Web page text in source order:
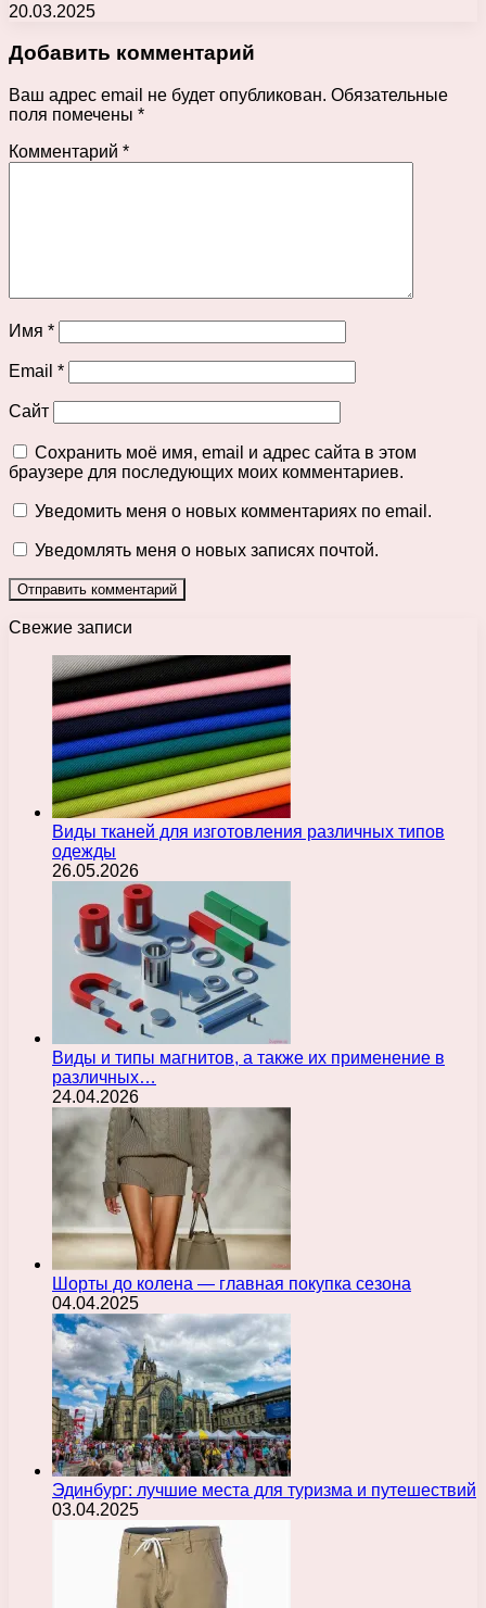
20.03.2025
Добавить комментарий
Ваш адрес email не будет опубликован. Обязательные
поля помечены *
Комментарий *
Имя *
Email *
Сайт
Сохранить моё имя, email и адрес сайта в этом
браузере для последующих моих комментариев.
Уведомить меня о новых комментариях по email.
Уведомлять меня о новых записях почтой.
Свежие записи
Виды тканей для изготовления различных типов
одежды
26.05.2026
Виды и типы магнитов, а также их применение в
различных…
24.04.2026
Шорты до колена — главная покупка сезона
04.04.2025
Эдинбург: лучшие места для туризма и путешествий
03.04.2025